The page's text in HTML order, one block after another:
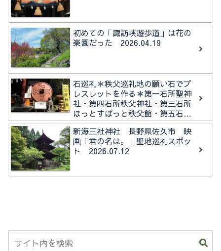
初めての「諏訪峡遊歩道」は花の
楽園だった 2026.04.19
石巡礼＊秩父巡礼地の願い石でブ
レスレットを作る＊第一石所聖神
社・第四石所秩父神社・第三石所
ほっとすぽっと秩父館・第五石所
秩父今宮神社石所
新海三社神社 長野県佐久市 映
画「君の名は。」聖地巡礼スポッ
ト 2026.07.12